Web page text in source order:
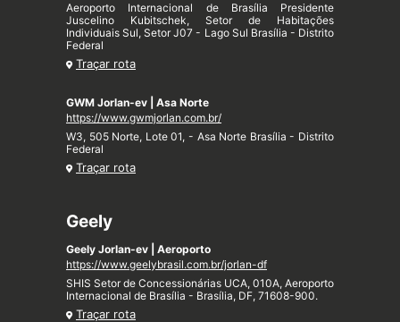
Aeroporto Internacional de Brasília Presidente
Juscelino Kubitschek, Setor de Habitações
Individuais Sul, Setor J07 - Lago Sul Brasília - Distrito
Federal
Traçar rota
GWM Jorlan-ev | Asa Norte
https://www.gwmjorlan.com.br/
W3, 505 Norte, Lote 01, - Asa Norte Brasília - Distrito
Federal
Traçar rota
Geely
Geely Jorlan-ev | Aeroporto
https://www.geelybrasil.com.br/jorlan-df
SHIS Setor de Concessionárias UCA, 010A, Aeroporto
Internacional de Brasília - Brasília, DF, 71608-900.
Traçar rota